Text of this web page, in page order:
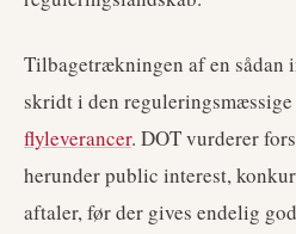
Tilbagetrækningen af en sådan
skridt i den
flyleverancer. DOT vurderer
herunder public interest,
aftaler, før der gives endelig